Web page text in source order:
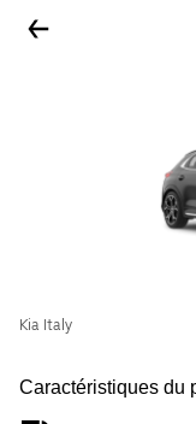
Kia Italy
Caractéristiques du